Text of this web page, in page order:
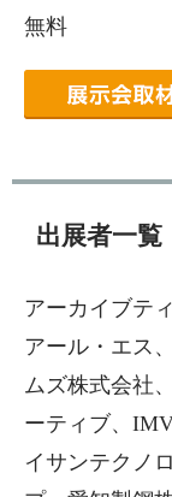
無料
出展者一覧
アーカイブテ
アール・エス
ムズ株式会社
ーティブ、
イサンテクノ